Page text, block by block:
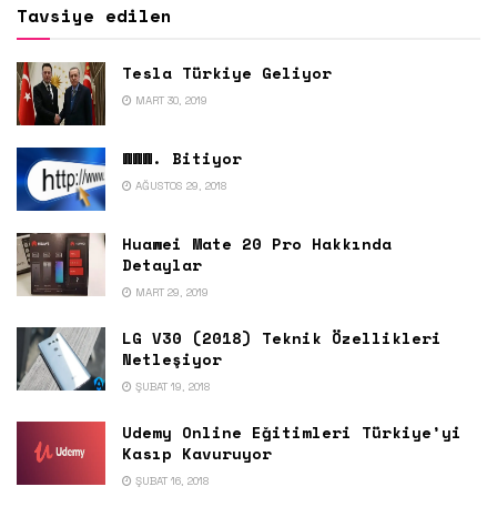
Tavsiye edilen
Tesla Türkiye Geliyor
MART 30, 2019
WWW. Bitiyor
AĞUSTOS 29, 2018
Huawei Mate 20 Pro Hakkında
Detaylar
MART 29, 2019
LG V30 (2018) Teknik Özellikleri
Netleşiyor
ŞUBAT 19, 2018
Udemy Online Eğitimleri Türkiye’yi
Kasıp Kavuruyor
ŞUBAT 16, 2018